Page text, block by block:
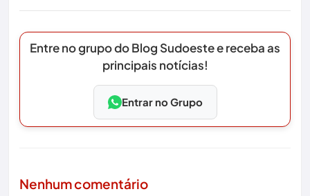
Entre no grupo do Blog Sudoeste e receba as
principais notícias!
Entrar no Grupo
Nenhum comentário